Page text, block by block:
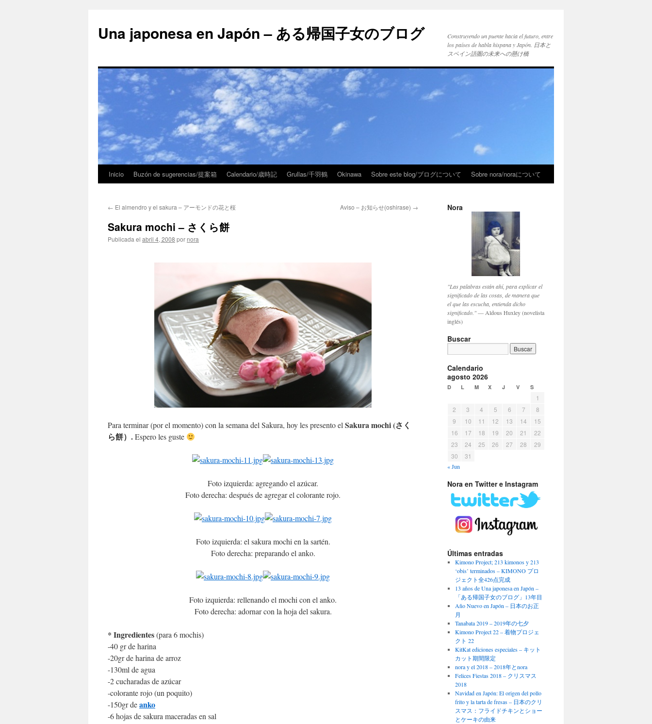
Una japonesa en Japón – ある帰国子女のブログ
Construyendo un puente hacia el futuro, entre
los países de habla hispana y Japón. 日本と
スペイン語圏の未来への懸け橋
Inicio Buzón de sugerencias/提案箱 Calendario/歳時記 Grullas/千羽鶴 Okinawa Sobre este blog/ブログについて Sobre nora/noraについて
← El almendro y el sakura – アーモンドの花と桜 Aviso – お知らせ(oshirase) →
Sakura mochi – さくら餅
Publicada el abril 4, 2008 por nora
Para terminar (por el momento) con la semana del Sakura, hoy les presento el Sakura mochi (さく
ら餅）.Espero les guste
Foto izquierda: agregando el azúcar.
Foto derecha: después de agregar el colorante rojo.
Foto izquierda: el sakura mochi en la sartén.
Foto derecha: preparando el anko.
Foto izquierda: rellenando el mochi con el anko.
Foto derecha: adornar con la hoja del sakura.
* Ingredientes(para 6 mochis)
-40 gr de harina
-20gr de harina de arroz
-130ml de agua
-2 cucharadas de azúcar
-colorante rojo (un poquito)
-150gr deanko
-6 hojas de sakura maceradas en sal
Nora
"Las palabras están ahí, para explicar el
significado de las cosas, de manera que
el que las escucha, entienda dicho
significado."— Aldous Huxley (novelista
inglés)
Buscar
Calendario
agosto 2026
D L M X J V S
1
2
3 4 5 6 7
8
9
10 11 12 13 14
15
16
17 18 19 20 21
22
23
24 25 26 27 28
29
30
31
« Jun
Nora en Twitter e Instagram
Últimas entradas
Kimono Project; 213 kimonos y 213
‘obis’ terminados – KIMONO プロ
ジェクト全426点完成
13 años de Una japonesa en Japón –
「ある帰国子女のブログ」13年目
Año Nuevo en Japón – 日本のお正
月
Tanabata 2019 – 2019年の七夕
Kimono Project 22 – 着物プロジェ
クト 22
KitKat ediciones especiales – キット
カット期間限定
nora y el 2018 – 2018年とnora
Felices Fiestas 2018 – クリスマス
2018
Navidad en Japón: El origen del pollo
frito y la tarta de fresas – 日本のクリ
スマス：フライドチキンとショー
とケーキの由来